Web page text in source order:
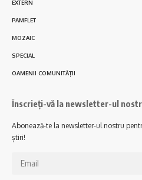
EXTERN
PAMFLET
MOZAIC
SPECIAL
OAMENII COMUNITĂȚII
Înscrieți-vă la newsletter-ul
Abonează-te la newsletter-ul nostru
știri!